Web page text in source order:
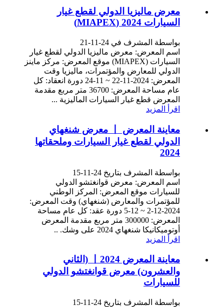
معرض ماليزيا الدولي لقطع غيار
السيارات 2024 (MIAPEX)
بواسطة المشرف في 24-11-21
اسم المعرض: معرض ماليزيا الدولي لقطع غيار
السيارات (MIAPEX) موقع المعرض: مركز ماينز
الدولي للمعارض والمؤتمرات، ماليزيا وقت
المعرض: 2024-11-22 ~ 11-24 دورة انعقاد: كل
عام مساحة المعرض: 36700 متر مربع مقدمة
المعرض قطع غيار السيارات الماليزية ...
اقرأ المزيد
معاينة المعرض 丨 معرض شنغهاي
الدولي لقطع غيار السيارات وملحقاتها
2024
بواسطة المشرف بتاريخ 24-11-15
اسم المعرض: معرض قوانغتشو الدولي
للسيارات موقع المعرض: المركز الوطني
للمؤتمرات والمعارض (شنغهاي) وقت المعرض:
2024-12-2 ~ 12-5 دورة عقد: كل عام مساحة
المعرض: 300000 متر مربع مقدمة المعرض
أوتوميكانيكا شنغهاي 2024 على وشك. ..
اقرأ المزيد
معاينة المعرض 丨2024 (الثاني
والعشرون) معرض قوانغتشو الدولي
للسيارات
بواسطة المشرف بتاريخ 24-11-15